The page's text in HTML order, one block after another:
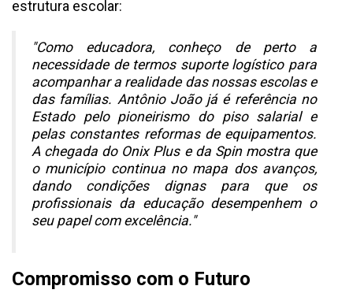
estrutura escolar:
"Como educadora, conheço de perto a
necessidade de termos suporte logístico para
acompanhar a realidade das nossas escolas e
das famílias. Antônio João já é referência no
Estado pelo pioneirismo do piso salarial e
pelas constantes reformas de equipamentos.
A chegada do Onix Plus e da Spin mostra que
o município continua no mapa dos avanços,
dando condições dignas para que os
profissionais da educação desempenhem o
seu papel com excelência."
Compromisso com o Futuro